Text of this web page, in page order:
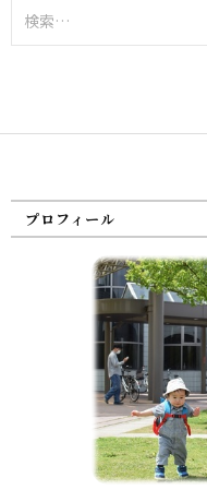
索:
プロフィール